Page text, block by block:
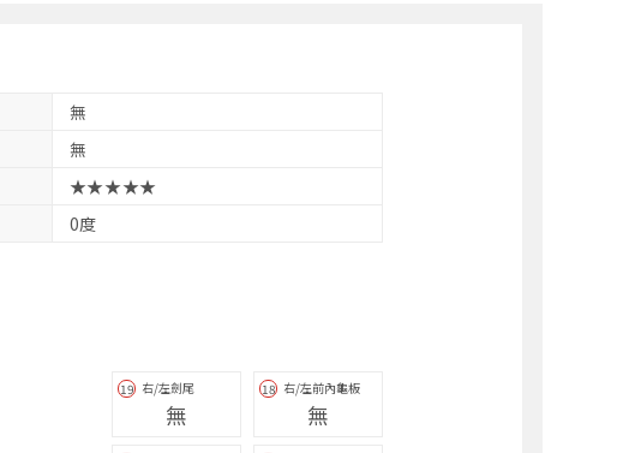
無
無
★★★★★
0度
18 右/左前內龜板
無
19 右/左劍尾
無